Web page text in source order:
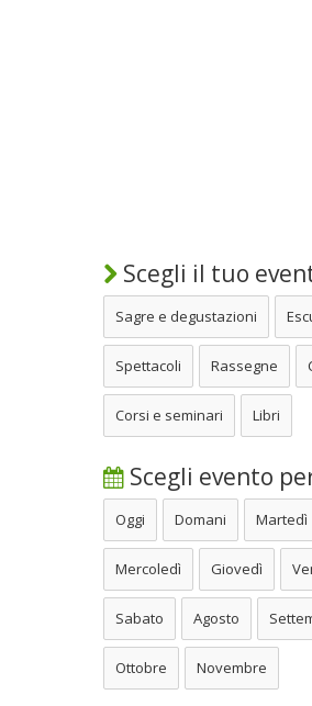
Scegli il tuo
Sagre e degustazioni
Spettacoli Rassegne
Corsi e seminari Libri
Scegli evento
Oggi Domani Martedì
Mercoledì Giovedì
Sabato Agosto
Ottobre Novembre